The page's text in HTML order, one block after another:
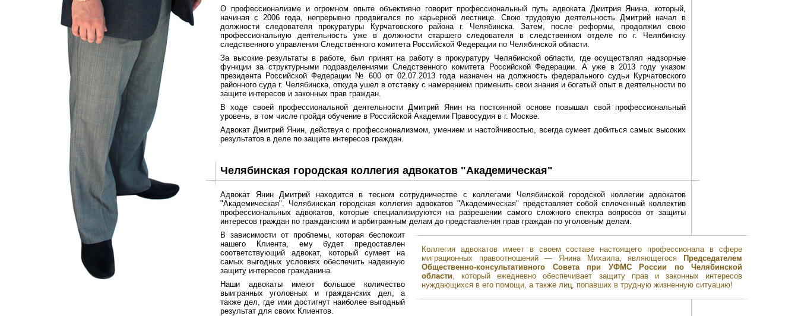
О профессионализме и огромном опыте объективно говорит профессиональный путь адвоката Дмитрия Янина, который,
начиная с 2006 года, непрерывно продвигался по карьерной лестнице. Свою трудовую деятельность Дмитрий начал в
должности следователя прокуратуры Курчатовского района г. Челябинска. Затем, после реформы, продолжил свою
профессиональную деятельность уже в должности старшего следователя в следственном отделе по г. Челябинску
следственного управления Следственного комитета Российской Федерации по Челябинской области.
За высокие результаты в работе, был принят на работу в прокуратуру Челябинской области, где осуществлял надзорные
функции за структурными подразделениями Следственного комитета Российской Федерации. А уже в 2013 году указом
президента Российской Федерации № 600 от 02.07.2013 года назначен на должность федерального судьи Курчатовского
районного суда г. Челябинска, откуда ушел в отставку с намерением применить свои знания и богатый опыт в деятельности по
защите интересов и законных прав граждан.
В ходе своей профессиональной деятельности Дмитрий Янин на постоянной основе повышал свой профессиональный
уровень, в том числе пройдя обучение в Российской Академии Правосудия в г. Москве.
Адвокат Дмитрий Янин, действуя с профессионализмом, умением и настойчивостью, всегда сумеет добиться самых высоких
результатов в деле по защите интересов граждан.
Челябинская городская коллегия адвокатов "Академическая"
Адвокат Янин Дмитрий находится в тесном сотрудничестве с коллегами Челябинской городской коллегии адвокатов
"Академическая". Челябинская городская коллегия адвокатов "Академическая" представляет собой сплоченный коллектив
профессиональных адвокатов, которые специализируются на разрешении самого сложного спектра вопросов от защиты
интересов граждан по гражданским и арбитражным делам до представления прав граждан по уголовным делам.
Коллегия адвокатов имеет в своем составе настоящего профессионала в сфере
миграционных правоотношений — Янина Михаила, являющегося
Председателем
Общественно-консультативного Совета при УФМС России по Челябинской
области, который ежедневно обеспечивает защиту прав и законных интересов
нуждающихся в его помощи, а также лиц, попавших в трудную жизненную ситуацию!
В зависимости от проблемы, которая беспокоит
нашего Клиента, ему будет предоставлен
соответствующий адвокат, который сумеет на
самых выгодных условиях обеспечить надежную
защиту интересов гражданина.
Наши адвокаты имеют большое количество
выигранных уголовных и гражданских дел, а
также дел, где ими достигнут наиболее выгодный
результат для своих Клиентов.